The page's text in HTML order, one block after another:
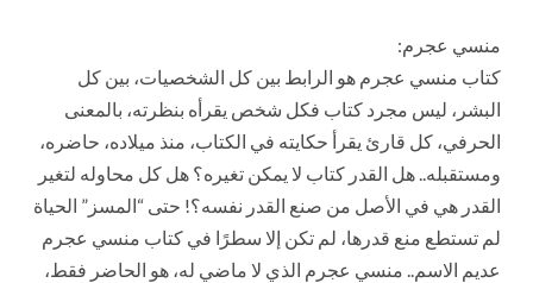
منسي عجرم:
كتاب منسي عجرم هو الرابط بين كل الشخصيات، بين كل
البشر، ليس مجرد كتاب فكل شخص يقرأه بنظرته، بالمعنى
الحرفي، كل قارئ يقرأ حكايته في الكتاب، منذ ميلاده، حاضره،
ومستقبله.. هل القدر كتاب لا يمكن تغيره؟ هل كل محاوله لتغير
القدر هي في الأصل من صنع القدر نفسه؟! حتى “المسز” الحياة
لم تستطع منع قدرها، لم تكن إلا سطرًا في كتاب منسي عجرم
عديم الاسم.. منسي عجرم الذي لا ماضي له، هو الحاضر فقط،